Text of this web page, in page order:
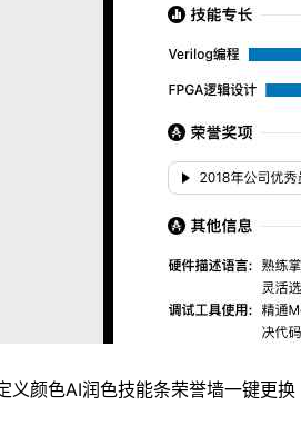
义颜色AI润色技能条荣誉墙一键更换